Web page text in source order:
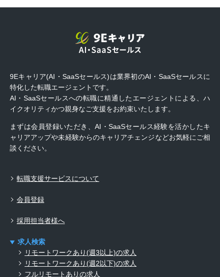
9Eキャリア(AI・SaaSセールス)は業界初のAI・SaaSセールスに
特化した転職エージェントです。
AI・SaaSセールスへの転職に精通したエージェントによる、ハ
イクオリティかつ親身なご支援をお約束いたします。
まずは会員登録いただき、AI・SaaSセールス経験を活かしたキ
ャリアアップや未経験からのキャリアチェンジなどお気軽にご相
談ください。
転職支援サービスについて
会員登録
採用担当者様へ
求人検索
リモートワークあり(週3以上)の求人
リモートワークあり(週2以下)の求人
フルリモートありの求人